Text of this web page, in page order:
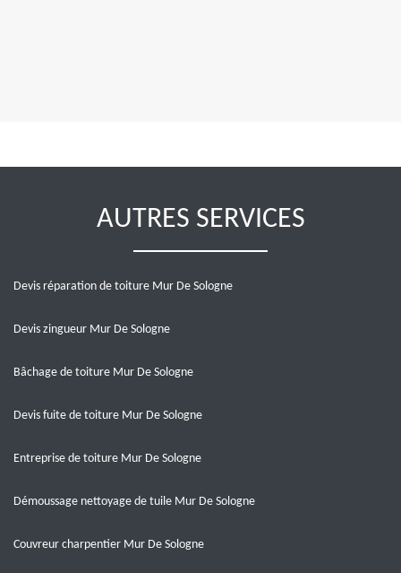
AUTRES SERVICES
Devis réparation de toiture Mur De Sologne
Devis zingueur Mur De Sologne
Bâchage de toiture Mur De Sologne
Devis fuite de toiture Mur De Sologne
Entreprise de toiture Mur De Sologne
Démoussage nettoyage de tuile Mur De Sologne
Couvreur charpentier Mur De Sologne